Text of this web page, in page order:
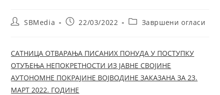
SBMedia 22/03/2022 Завршени огласи
САТНИЦА ОТВАРАЊА ПИСАНИХ ПОНУДА У ПОСТУПКУ
ОТУЂЕЊА НЕПОКРЕТНОСТИ ИЗ ЈАВНЕ СВОЈИНЕ
АУТОНОМНЕ ПОКРАЈИНЕ ВОЈВОДИНЕ ЗАКАЗАНА ЗА 23.
МАРТ 2022. ГОДИНЕ